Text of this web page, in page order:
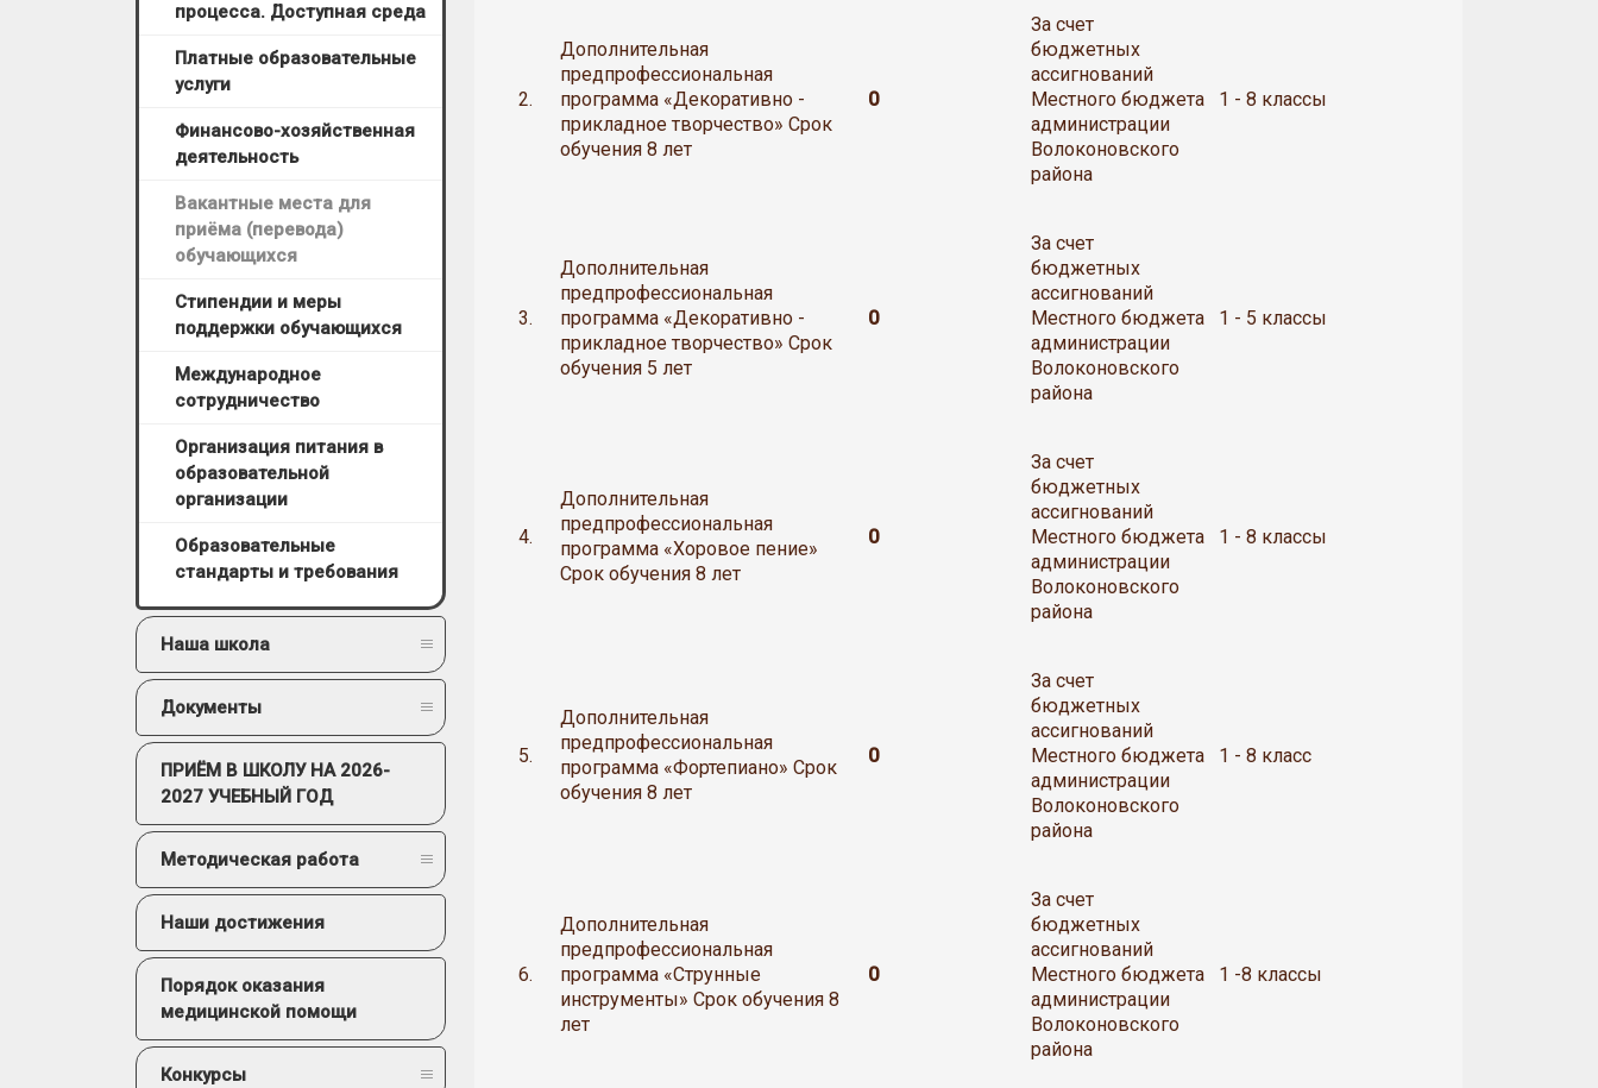
процесса. Доступная среда
Платные образовательные
услуги
Финансово-хозяйственная
деятельность
Вакантные места для
приёма (перевода)
обучающихся
Стипендии и меры
поддержки обучающихся
Международное
сотрудничество
Организация питания в
образовательной
организации
Образовательные
стандарты и требования
Наша школа
Документы
ПРИЁМ В ШКОЛУ НА 2026-
2027 УЧЕБНЫЙ ГОД
Методическая работа
Наши достижения
Порядок оказания
медицинской помощи
Конкурсы
2.
Дополнительная
предпрофессиональная
программа «Декоративно -
прикладное творчество» Срок
обучения 8 лет
0
За счет
бюджетных
ассигнований
Местного бюджета
администрации
Волоконовского
района
1 - 8 классы
3.
Дополнительная
предпрофессиональная
программа «Декоративно -
прикладное творчество» Срок
обучения 5 лет
0
За счет
бюджетных
ассигнований
Местного бюджета
администрации
Волоконовского
района
1 - 5 классы
4.
Дополнительная
предпрофессиональная
программа «Хоровое пение»
Срок обучения 8 лет
0
За счет
бюджетных
ассигнований
Местного бюджета
администрации
Волоконовского
района
1 - 8 классы
5.
Дополнительная
предпрофессиональная
программа «Фортепиано» Срок
обучения 8 лет
0
За счет
бюджетных
ассигнований
Местного бюджета
администрации
Волоконовского
района
1 - 8 класс
6.
Дополнительная
предпрофессиональная
программа «Струнные
инструменты» Срок обучения 8
лет
0
За счет
бюджетных
ассигнований
Местного бюджета
администрации
Волоконовского
района
1 -8 классы